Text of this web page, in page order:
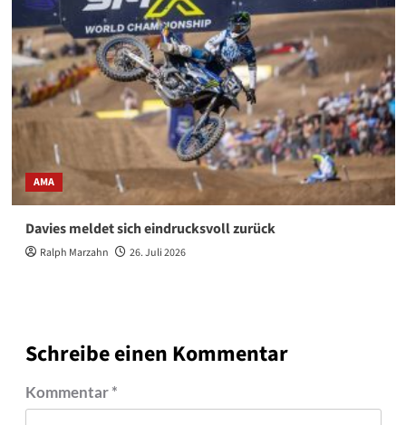
AMA
Davies meldet sich eindrucksvoll zurück
Ralph Marzahn 26. Juli 2026
Schreibe einen Kommentar
Kommentar*